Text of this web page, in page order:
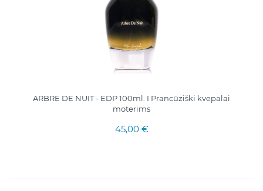
ARBRE DE NUIT - EDP 100ml. I Prancūziški kvepalai
moterims
45,00 €